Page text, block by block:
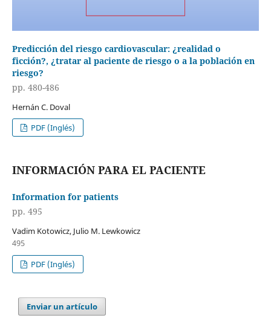
Predicción del riesgo cardiovascular: ¿realidad o
ficción?, ¿tratar al paciente de riesgo o a la población en
riesgo?
pp. 480-486
Hernán C. Doval
PDF (Inglés)
INFORMACIÓN PARA EL PACIENTE
Information for patients
pp. 495
Vadim Kotowicz, Julio M. Lewkowicz
495
PDF (Inglés)
Enviar un artículo